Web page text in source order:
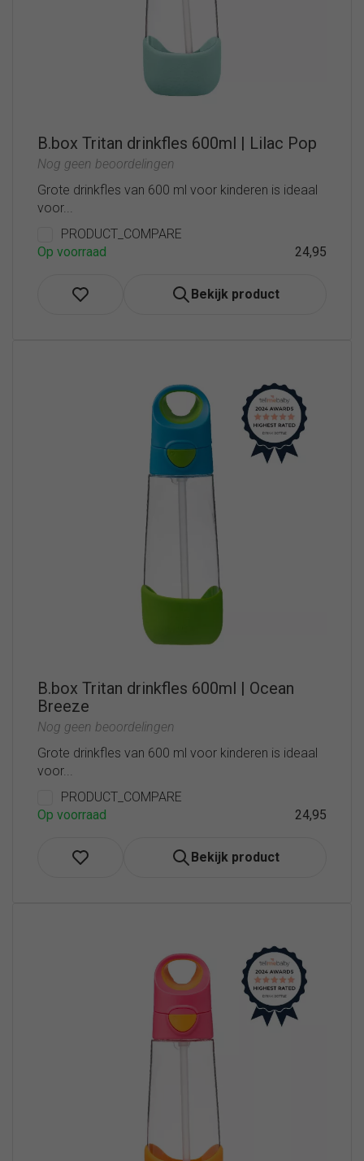
B.box Tritan drinkfles 600ml | Lilac Pop
Nog geen beoordelingen
Grote drinkfles van 600 ml voor kinderen is ideaal
voor...
PRODUCT_COMPARE
Op voorraad
24,95
Bekijk product
B.box Tritan drinkfles 600ml | Ocean
Breeze
Nog geen beoordelingen
Grote drinkfles van 600 ml voor kinderen is ideaal
voor...
PRODUCT_COMPARE
Op voorraad
24,95
Bekijk product